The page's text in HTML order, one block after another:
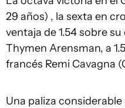
29 años) , la sexta en
ventaja de 1.54 sobre
Thymen Arensman, a
francés Remi Cavagna
Una paliza